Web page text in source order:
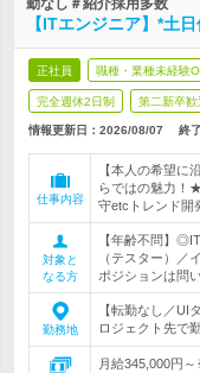
勤なし＃紹介採用多数
【ITエンジニア】*土
正社員 職種・業種未経験
完全週休2日制 第二新卒歓
情報更新日：2026/08/07 終
仕事内容
【本人の希望に
らではの魅力！
守etcトレンド開
対象と
なる方
【年齢不問】
（テスター）／
ポジションは問
勤務地
【転勤なし／UI
ロジェクト先で
月給345,000円